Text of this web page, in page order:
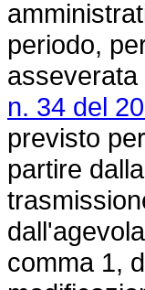
periodo,
n. 34 del
previsto
partire
comma 1,